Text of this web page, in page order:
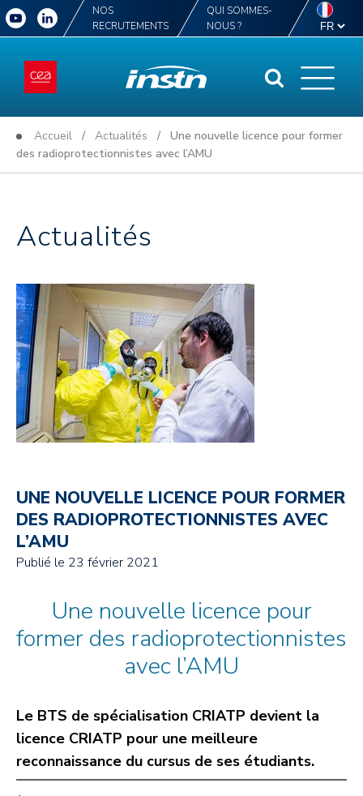
NOS
RECRUTEMENTS
QUI SOMMES-
NOUS ?
Accueil / Actualités / Une nouvelle licence pour former
des radioprotectionnistes avec l’AMU
Actualités
UNE NOUVELLE LICENCE POUR FORMER
DES RADIOPROTECTIONNISTES AVEC
L’AMU
Publié le 23 février 2021
Une nouvelle licence pour
former des radioprotectionnistes
avec l’AMU
Le BTS de spécialisation CRIATP devient la
licence CRIATP pour une meilleure
reconnaissance du cursus de ses étudiants.